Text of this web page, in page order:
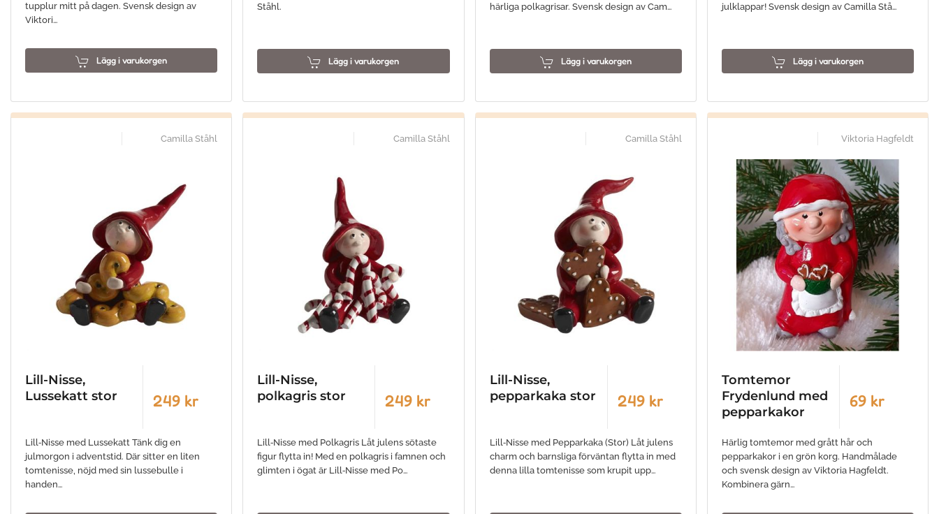
tupplur mitt på dagen. Svensk design av
Viktori…
Lägg i varukorgen
Ståhl.
Lägg i varukorgen
härliga polkagrisar. Svensk design av Cam…
Lägg i varukorgen
julklappar! Svensk design av Camilla Stå…
Lägg i varukorgen
Camilla Ståhl
Lill-Nisse,
Lussekatt stor
249 kr
Lill‑Nisse med Lussekatt Tänk dig en
julmorgon i adventstid. Där sitter en liten
tomtenisse, nöjd med sin lussebulle i
handen…
Camilla Ståhl
Lill-Nisse,
polkagris stor
249 kr
Lill‑Nisse med Polkagris Låt julens sötaste
figur flytta in! Med en polkagris i famnen och
glimten i ögat är Lill‑Nisse med Po…
Camilla Ståhl
Lill-Nisse,
pepparkaka stor
249 kr
Lill‑Nisse med Pepparkaka (Stor) Låt julens
charm och barnsliga förväntan flytta in med
denna lilla tomtenisse som krupit upp…
Viktoria Hagfeldt
Tomtemor
Frydenlund med
pepparkakor
69 kr
Härlig tomtemor med grått hår och
pepparkakor i en grön korg. Handmålade
och svensk design av Viktoria Hagfeldt.
Kombinera gärn…